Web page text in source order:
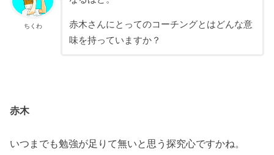
ちくわ
赤木さんにとってのコーチングとはどんな意
味を持っていますか？
赤木
いつまでも勉強が足りて無いと思う探究心ですかね。